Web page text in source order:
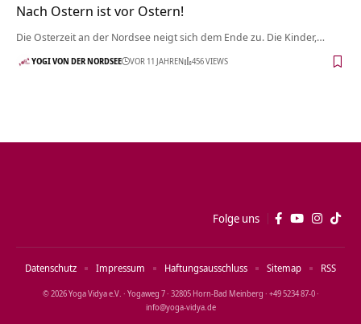
Nach Ostern ist vor Ostern!
Die Osterzeit an der Nordsee neigt sich dem Ende zu. Die Kinder,…
YOGI VON DER NORDSEE VOR 11 JAHREN 456 VIEWS
Folge uns
© 2026 Yoga Vidya e.V. · Yogaweg 7 · 32805 Horn‑Bad Meinberg · +49 5234 87‑0 ·
info@yoga‑vidya.de
Datenschutz Impressum Haftungsausschluss Sitemap RSS